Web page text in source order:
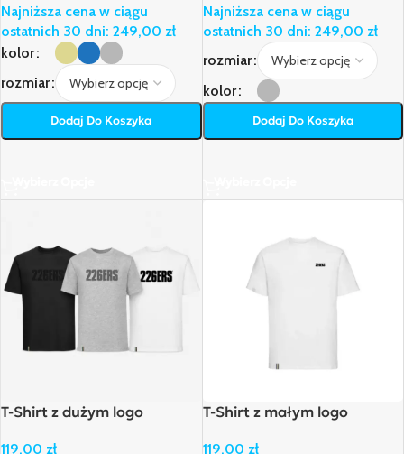
Najniższa cena w ciągu
ostatnich 30 dni: 249,00 zł
kolor
rozmiar
Dodaj Do Koszyka
Najniższa cena w ciągu
ostatnich 30 dni: 249,00 zł
rozmiar
kolor
Dodaj Do Koszyka
T-Shirt z dużym logo
119,00 zł
T-Shirt z małym logo
119,00 zł